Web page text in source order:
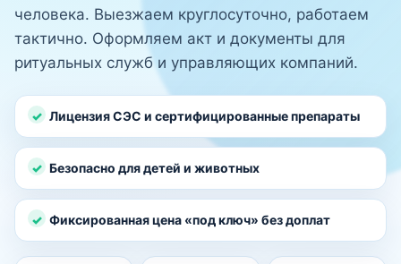
человека. Выезжаем круглосуточно, работаем
тактично. Оформляем акт и документы для
ритуальных служб и управляющих компаний.
Лицензия СЭС и сертифицированные препараты
Безопасно для детей и животных
Фиксированная цена «под ключ» без доплат